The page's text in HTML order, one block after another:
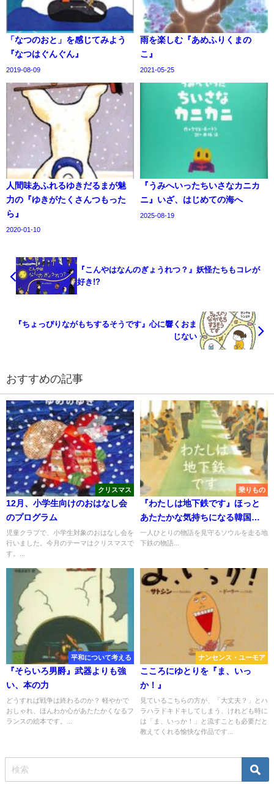
「なつのおと」を感じてみよう
『なつはぐんぐん』
2019-08-09
雨を楽しむ『あめふりくまの
こ』
2021-05-25
人間味あふれるゆきだるまが魅
力の『ゆきがたくさんつもった
ら』
2020-01-10
『うみへいったちいさなカニカ
ニ』いざ、はじめての海へ
2025-08-19
『こんやはなんのぎょうれつ？』妖怪たちもコレが
好き!?
『ちょっぴりながもちするそうです』心に響くおま
じない
おすすめの記事
クリスマス
12月、小学生向けのおはなし会
のプログラム
児童クラブで、小学生対象のおはなし会を
行いました。今月のテーマはクリスマスで
す。...
乗りもの
『わたしは地下鉄です』ほっと
あたたかな気持ちになる韓国の
絵本
一人ひとりの物語を見守るソウルを走る地
下鉄の物語...
平和について考える
『そらいろ男爵』武器よりも強
い、本の力
どうすれば戦争は終わるのか？ 軽やかで
おしゃれ、ほんわか心があたたかくなるフ
ランスの絵本です。...
ナンセンス・ユーモア
こころにゆとりを『ま、いっ
か！』
見ているこちらの方が、「大丈夫？」とハ
ラハラドキドキしてしまう、けれども時に
は「ま、いっか！」と流すことも必要だと
教えてくれる愉快な作品です...